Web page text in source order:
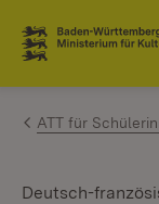
Zum Inhalt
Link zur
ATT für
Deutsch-